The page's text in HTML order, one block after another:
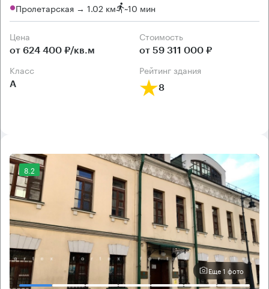
Пролетарская → 1.02 км ~10 мин
Цена
от 624 400 ₽/кв.м
Cтоимость
от 59 311 000 ₽
класс
А
рейтинг здания
8
8.2
Еще 1 фото